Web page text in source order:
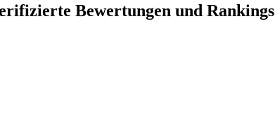
Bewertungen und Rankings